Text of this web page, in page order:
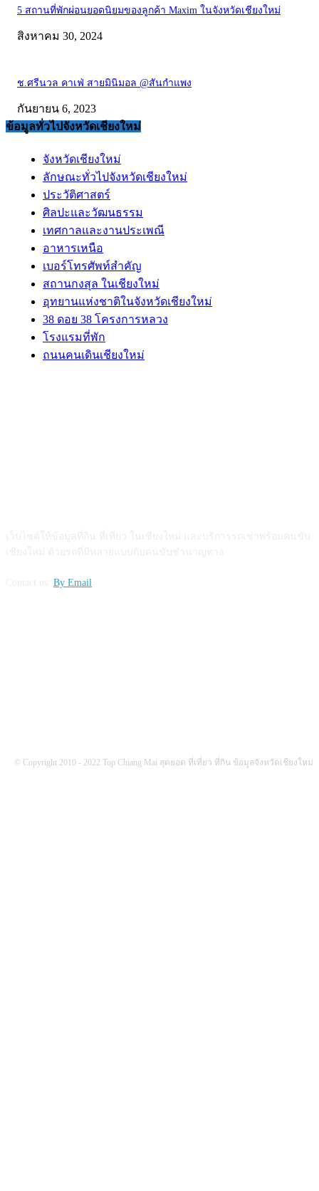
5 สถานที่พักผ่อนยอดนิยมของลูกค้า Maxim ในจังหวัดเชียงใหม่
สิงหาคม 30, 2024
ช.ศรีนวล คาเฟ่ สายมินิมอล @สันกำแพง
กันยายน 6, 2023
ข้อมูลทั่วไปจังหวัดเชียงใหม่
จังหวัดเชียงใหม่
ลักษณะทั่วไปจังหวัดเชียงใหม่
ประวัติศาสตร์
ศิลปะและวัฒนธรรม
เทศกาลและงานประเพณี
อาหารเหนือ
เบอร์โทรศัพท์สำคัญ
สถานกงสุล ในเชียงใหม่
อุทยานแห่งชาติในจังหวัดเชียงใหม่
38 ดอย 38 โครงการหลวง
โรงแรมที่พัก
ถนนคนเดินเชียงใหม่
By Email
© Copyright 2010 - 2022 Top Chiang Mai สุดยอด ที่เที่ยว ที่กิน ข้อมูลจังหวัดเชียงใหม่